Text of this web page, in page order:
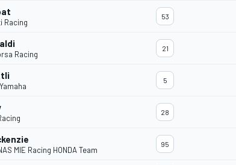
Racing
53
Racing
21
5
28
MIE Racing HONDA Team
95